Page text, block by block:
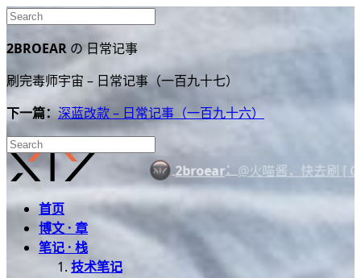
2BROEAR の 日常记事
刷完毒师宇宙 – 日常记事（一百九十七）
下一篇：深蓝改款 – 日常记事（一百九十六）
首页
博文 · 章
笔记 · 栈
技术笔记
2broear：@火喵酱，快去刷 [